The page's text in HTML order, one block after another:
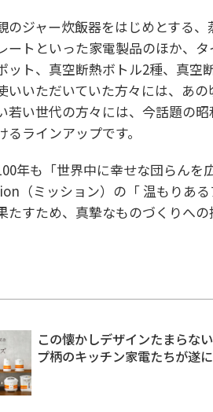
ジャー炊飯器をはじめとする
ートといった家電製品のほか、
ット、真空断熱ボトル2種、真空
いいただいていた方々には、あの
若い世代の方々には、今話題の
ラインアップです。
年も「世界中に幸せな団らんを
（ミッション）の「 温もりあ
たすため、真摯なものづくりへの
この懐かしデザインたまらな
プ柄のキッチン家電たちが遂